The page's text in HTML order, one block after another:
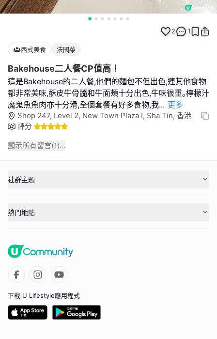
2 1
西式美食 法國菜
Bakehouse二人餐CP值高！
這是Bakehouse的二人餐,他們的麵包不但出色,連其他食物
都非常美味,酥皮牛骨髓和牛面頰十分出色,牛味很重｡檸檬汁
魔鬼魚魚肉亦十分滑,全個套餐有好多食物,我... 更多
Shop 247, Level 2, New Town Plaza I, Sha Tin, 香港
評分
顯示所有留言(1)...
社群主題
熱門地點
下載 U Lifestyle應用程式